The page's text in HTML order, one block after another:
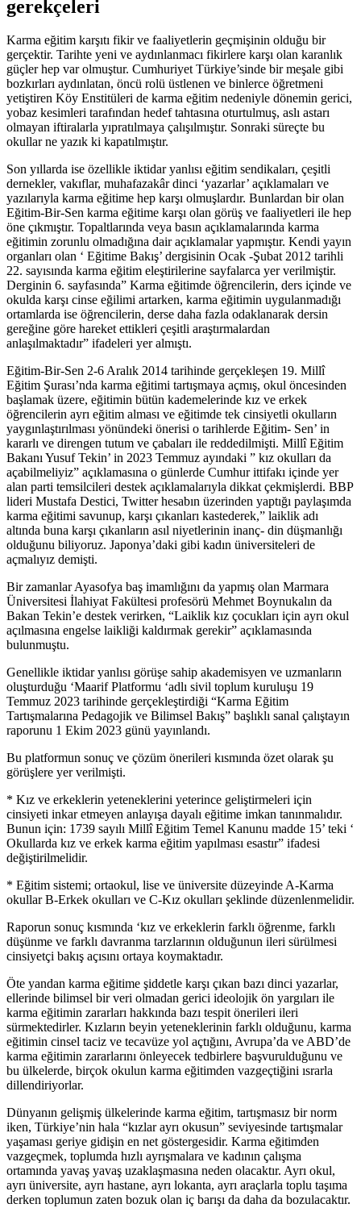
gerekçeleri
Karma eğitim karşıtı fikir ve faaliyetlerin geçmişinin olduğu bir
gerçektir. Tarihte yeni ve aydınlanmacı fikirlere karşı olan karanlık
güçler hep var olmuştur. Cumhuriyet Türkiye’sinde bir meşale gibi
bozkırları aydınlatan, öncü rolü üstlenen ve binlerce öğretmeni
yetiştiren Köy Enstitüleri de karma eğitim nedeniyle dönemin gerici,
yobaz kesimleri tarafından hedef tahtasına oturtulmuş, aslı astarı
olmayan iftiralarla yıpratılmaya çalışılmıştır. Sonraki süreçte bu
okullar ne yazık ki kapatılmıştır.
Son yıllarda ise özellikle iktidar yanlısı eğitim sendikaları, çeşitli
dernekler, vakıflar, muhafazakâr dinci ‘yazarlar’ açıklamaları ve
yazılarıyla karma eğitime hep karşı olmuşlardır. Bunlardan bir olan
Eğitim-Bir-Sen karma eğitime karşı olan görüş ve faaliyetleri ile hep
öne çıkmıştır. Topaltlarında veya basın açıklamalarında karma
eğitimin zorunlu olmadığına dair açıklamalar yapmıştır. Kendi yayın
organları olan ‘ Eğitime Bakış’ dergisinin Ocak -Şubat 2012 tarihli
22. sayısında karma eğitim eleştirilerine sayfalarca yer verilmiştir.
Derginin 6. sayfasında” Karma eğitimde öğrencilerin, ders içinde ve
okulda karşı cinse eğilimi artarken, karma eğitimin uygulanmadığı
ortamlarda ise öğrencilerin, derse daha fazla odaklanarak dersin
gereğine göre hareket ettikleri çeşitli araştırmalardan
anlaşılmaktadır” ifadeleri yer almıştı.
Eğitim-Bir-Sen 2-6 Aralık 2014 tarihinde gerçekleşen 19. Millî
Eğitim Şurası’nda karma eğitimi tartışmaya açmış, okul öncesinden
başlamak üzere, eğitimin bütün kademelerinde kız ve erkek
öğrencilerin ayrı eğitim alması ve eğitimde tek cinsiyetli okulların
yaygınlaştırılması yönündeki önerisi o tarihlerde Eğitim- Sen’ in
kararlı ve direngen tutum ve çabaları ile reddedilmişti. Millî Eğitim
Bakanı Yusuf Tekin’ in 2023 Temmuz ayındaki ” kız okulları da
açabilmeliyiz” açıklamasına o günlerde Cumhur ittifakı içinde yer
alan parti temsilcileri destek açıklamalarıyla dikkat çekmişlerdi. BBP
lideri Mustafa Destici, Twitter hesabın üzerinden yaptığı paylaşımda
karma eğitimi savunup, karşı çıkanları kastederek,” laiklik adı
altında buna karşı çıkanların asıl niyetlerinin inanç- din düşmanlığı
olduğunu biliyoruz. Japonya’daki gibi kadın üniversiteleri de
açmalıyız demişti.
Bir zamanlar Ayasofya baş imamlığını da yapmış olan Marmara
Üniversitesi İlahiyat Fakültesi profesörü Mehmet Boynukalın da
Bakan Tekin’e destek verirken, “Laiklik kız çocukları için ayrı okul
açılmasına engelse laikliği kaldırmak gerekir” açıklamasında
bulunmuştu.
Genellikle iktidar yanlısı görüşe sahip akademisyen ve uzmanların
oluşturduğu ‘Maarif Platformu ‘adlı sivil toplum kuruluşu 19
Temmuz 2023 tarihinde gerçekleştirdiği “Karma Eğitim
Tartışmalarına Pedagojik ve Bilimsel Bakış” başlıklı sanal çalıştayın
raporunu 1 Ekim 2023 günü yayınlandı.
Bu platformun sonuç ve çözüm önerileri kısmında özet olarak şu
görüşlere yer verilmişti.
* Kız ve erkeklerin yeteneklerini yeterince geliştirmeleri için
cinsiyeti inkar etmeyen anlayışa dayalı eğitime imkan tanınmalıdır.
Bunun için: 1739 sayılı Millî Eğitim Temel Kanunu madde 15’ teki ‘
Okullarda kız ve erkek karma eğitim yapılması esastır” ifadesi
değiştirilmelidir.
* Eğitim sistemi; ortaokul, lise ve üniversite düzeyinde A-Karma
okullar B-Erkek okulları ve C-Kız okulları şeklinde düzenlenmelidir.
Raporun sonuç kısmında ‘kız ve erkeklerin farklı öğrenme, farklı
düşünme ve farklı davranma tarzlarının olduğunun ileri sürülmesi
cinsiyetçi bakış açısını ortaya koymaktadır.
Öte yandan karma eğitime şiddetle karşı çıkan bazı dinci yazarlar,
ellerinde bilimsel bir veri olmadan gerici ideolojik ön yargıları ile
karma eğitimin zararları hakkında bazı tespit önerileri ileri
sürmektedirler. Kızların beyin yeteneklerinin farklı olduğunu, karma
eğitimin cinsel taciz ve tecavüze yol açtığını, Avrupa’da ve ABD’de
karma eğitimin zararlarını önleyecek tedbirlere başvurulduğunu ve
bu ülkelerde, birçok okulun karma eğitimden vazgeçtiğini ısrarla
dillendiriyorlar.
Dünyanın gelişmiş ülkelerinde karma eğitim, tartışmasız bir norm
iken, Türkiye’nin hala “kızlar ayrı okusun” seviyesinde tartışmalar
yaşaması geriye gidişin en net göstergesidir. Karma eğitimden
vazgeçmek, toplumda hızlı ayrışmalara ve kadının çalışma
ortamında yavaş yavaş uzaklaşmasına neden olacaktır. Ayrı okul,
ayrı üniversite, ayrı hastane, ayrı lokanta, ayrı araçlarla toplu taşıma
derken toplumun zaten bozuk olan iç barışı da daha da bozulacaktır.